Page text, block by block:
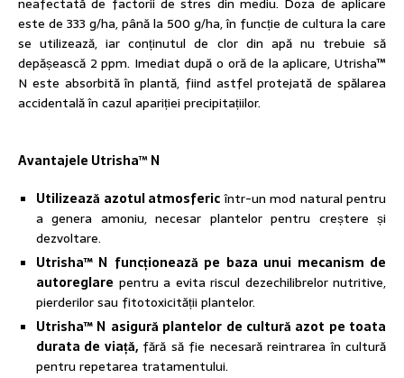
este de 333 g/ha, până la 500 g/ha, în funcție de cultura la care
se utilizează, iar conținutul de clor din apă nu trebuie să
depășească 2 ppm. Imediat după o oră de la aplicare, Utrisha™
N este absorbită în plantă, fiind astfel protejată de spălarea
accidentală în cazul apariției precipitațiilor.
Avantajele Utrisha™ N
Utilizează azotul atmosfericîntr-un mod natural pentru
a genera amoniu, necesar plantelor pentru creștere și
dezvoltare.
Utrisha™ N funcționează pe baza unui mecanism de
autoreglare pentru a evita riscul dezechilibrelor nutritive,
pierderilor sau fitotoxicității plantelor.
Utrisha™ N asigură plantelor de cultură azot pe toata
durata de viață,fără să fie necesară reintrarea în cultură
pentru repetarea tratamentului.